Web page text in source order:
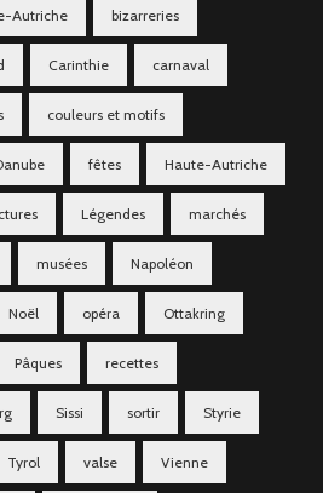
Autriche bizarreries
Carinthie carnaval
couleurs et motifs
fêtes Haute-Autriche
Légendes marchés
musées Napoléon
Noël opéra Ottakring
Pâques recettes
Sissi sortir Styrie
Tyrol valse Vienne